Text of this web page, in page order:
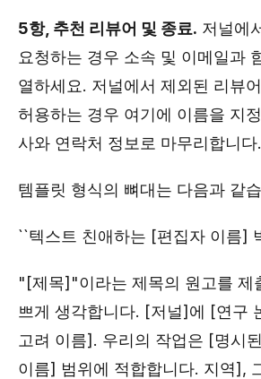
5항, 추천 리뷰어 및 종료. 저널에
요청하는 경우 소속 및 이메일과
열하세요. 저널에서 제외된 리뷰
허용하는 경우 여기에 이름을 지
사와 연락처 정보로 마무리합니다.
템플릿 형식의 뼈대는 다음과 같
``텍스트 친애하는 [편집자 이름]
"[제목]"이라는 제목의 원고를 제
쁘게 생각합니다. [저널]에 [연구
고려 이름]. 우리의 작업은 [명시
이름] 범위에 적합합니다. 지역],